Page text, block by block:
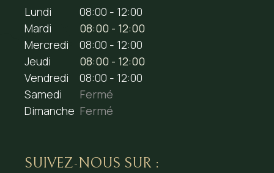
Lundi
08:00 - 12:00
Mardi
08:00 - 12:00
Mercredi
08:00 - 12:00
Jeudi
08:00 - 12:00
Vendredi
08:00 - 12:00
Samedi
Fermé
Dimanche Fermé
SUIVEZ-NOUS SUR :